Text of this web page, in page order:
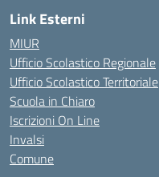
Link Esterni
MIUR
Ufficio Scolastico Regionale
Ufficio Scolastico Territoriale
Scuola in Chiaro
Iscrizioni On Line
Invalsi
Comune